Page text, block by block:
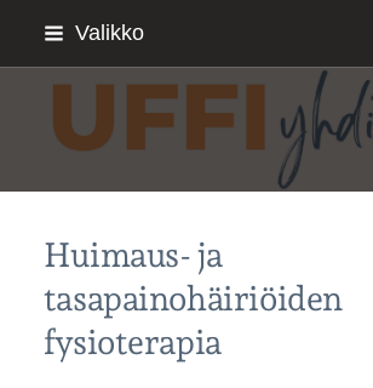
Siirry
sisältöön
Valikko
Sivuston
Huimaus- ja
tasapainohäiriöiden
fysioterapia